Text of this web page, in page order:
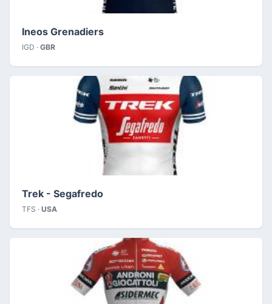
Ineos Grenadiers
IGD · GBR
Trek - Segafredo
TFS · USA